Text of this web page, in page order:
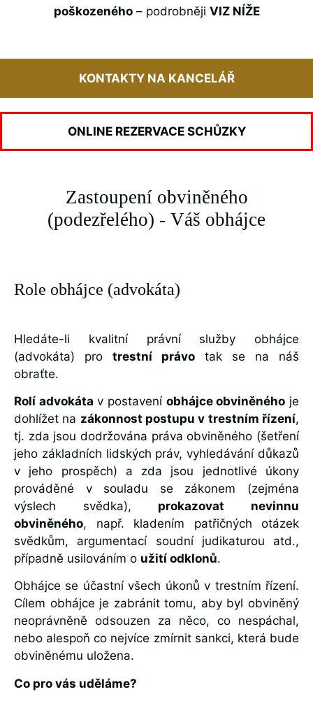
poškozeného– podrobněji VIZ NÍŽE
KONTAKTY NA KANCELÁŘ
ONLINE REZERVACE SCHŮZKY
Zastoupení obviněného
(podezřelého) - Váš obhájce
Role obhájce (advokáta)
Hledáte-li kvalitní právní služby obhájce
(advokáta) pro trestní právo tak se na náš
obraťte.
Rolí advokáta v postavení obhájce obviněného je
dohlížet na zákonnost postupu v trestním řízení,
tj. zda jsou dodržována práva obviněného (šetření
jeho základních lidských práv, vyhledávání důkazů
v jeho prospěch) a zda jsou jednotlivé úkony
prováděné v souladu se zákonem (zejména
výslech svědka), prokazovat nevinnu
obviněného, např. kladením patřičných otázek
svědkům, argumentací soudní judikaturou atd.,
případně usilováním o užití odklonů.
Obhájce se účastní všech úkonů v trestním řízení.
Cílem obhájce je zabránit tomu, aby byl obviněný
neoprávněně odsouzen za něco, co nespáchal,
nebo alespoň co nejvíce zmírnit sankci, která bude
obviněnému uložena.
Co pro vás uděláme?